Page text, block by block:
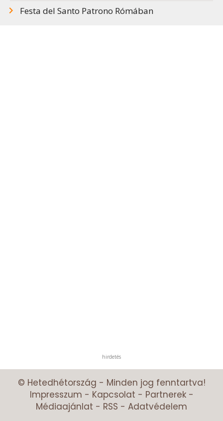
Festa del Santo Patrono Rómában
hirdetés
© Hetedhétország - Minden jog fenntartva!
Impresszum - Kapcsolat - Partnerek-
Médiaajánlat - RSS - Adatvédelem